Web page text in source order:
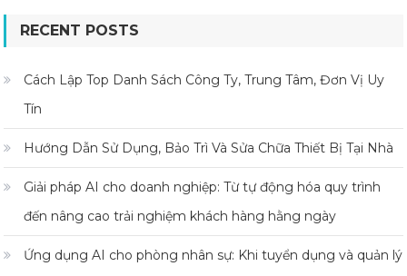
RECENT POSTS
Cách Lập Top Danh Sách Công Ty, Trung Tâm, Đơn Vị Uy
Tín
Hướng Dẫn Sử Dụng, Bảo Trì Và Sửa Chữa Thiết Bị Tại Nhà
Giải pháp AI cho doanh nghiệp: Từ tự động hóa quy trình
đến nâng cao trải nghiệm khách hàng hằng ngày
Ứng dụng AI cho phòng nhân sự: Khi tuyển dụng và quản lý